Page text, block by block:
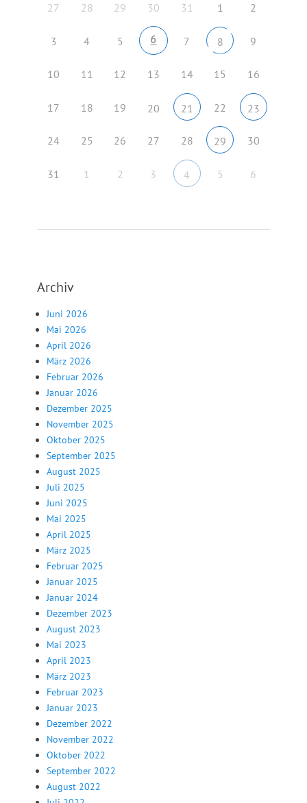
27 28 29 30 31 1 2
3 4 5 6 7 8 9
10 11 12 13 14 15 16
17 18 19 20 21 22 23
24 25 26 27 28 29 30
31 1 2 3 4 5 6
Archiv
Juni 2026
Mai 2026
April 2026
März 2026
Februar 2026
Januar 2026
Dezember 2025
November 2025
Oktober 2025
September 2025
August 2025
Juli 2025
Juni 2025
Mai 2025
April 2025
März 2025
Februar 2025
Januar 2025
Januar 2024
Dezember 2023
August 2023
Mai 2023
April 2023
März 2023
Februar 2023
Januar 2023
Dezember 2022
November 2022
Oktober 2022
September 2022
August 2022